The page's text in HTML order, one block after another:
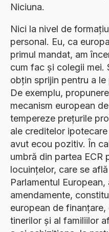
Niciuna.
Nici la nivel de
personal. Eu, ca
primul mandat, am
cum fac și colegii mei.
obțin sprijin pentru a
De exemplu,
mecanism european
tempereze prețurile
ale creditelor
avut ecou pozitiv. În
umbră din partea ECR
locuințelor, care se
Parlamentul
amendamente,
european de
tinerilor și al familiilor